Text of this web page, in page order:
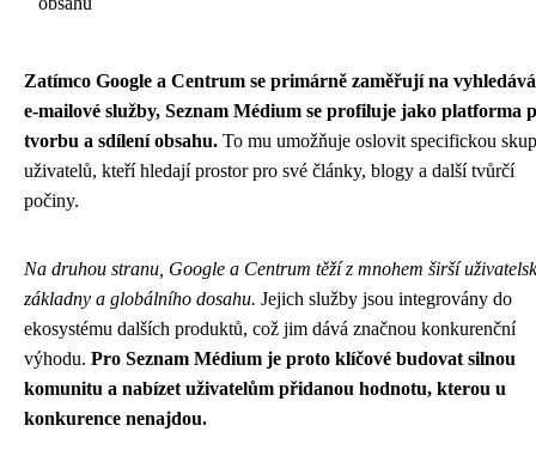
Zatímco Google a Centrum se primárně zaměřují na
e-mailové služby, Seznam Médium se profiluje jako platforma
tvorbu a sdílení obsahu. To mu umožňuje oslovit specifickou
uživatelů, kteří hledají prostor pro své články, blogy a další tvůrčí
počiny.
Na druhou stranu, Google a Centrum těží z mnohem širší
základny a globálního dosahu. Jejich služby jsou integrovány do
ekosystému dalších produktů, což jim dává značnou konkurenční
výhodu. Pro Seznam Médium je proto klíčové budovat silnou
komunitu a nabízet uživatelům přidanou hodnotu, kterou u
konkurence nenajdou.